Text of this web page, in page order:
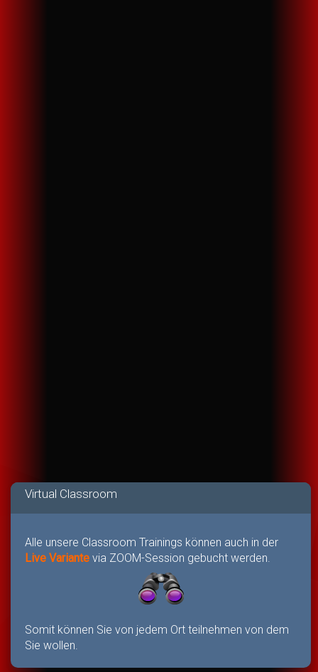
Virtual Classroom
Alle unsere Classroom Trainings können auch in der
Live Variante via ZOOM-Session gebucht werden.
Somit können Sie von jedem Ort teilnehmen von dem
Sie wollen.